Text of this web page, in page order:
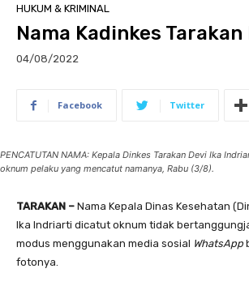
HUKUM & KRIMINAL
Nama Kadinkes
04/08/2022
Facebook Twitter
PENCATUTAN NAMA: Kepala Dinkes Tarakan Devi Ika
oknum pelaku yang mencatut namanya, Rabu (3/8).
TARAKAN – Nama Kepala Dinas Kesehatan
Ika Indriarti dicatut oknum tidak
modus menggunakan media sosial WhatsApp
fotonya.